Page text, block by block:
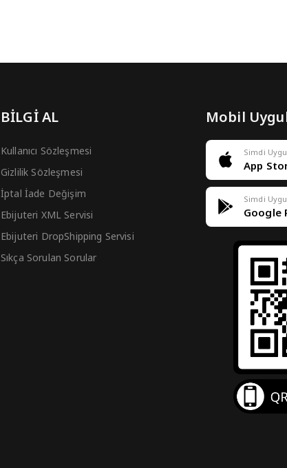
BİLGİ AL
Kullanıcı Sözleşmesi
Gizlilik Sözleşmesi
İptal İade Değişim
Ebijuteri XML Servisi
Ebijuteri DropShipping Servisi
Sıkça Sorulan Sorular
Mobil
Simdi
App
Simdi
Google